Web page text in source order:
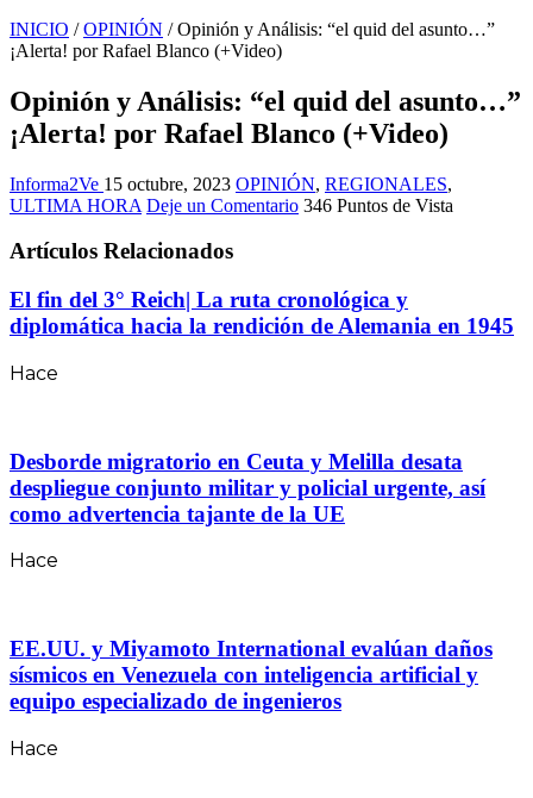
INICIO / OPINIÓN / Opinión y Análisis: “el quid del asunto…”
¡Alerta! por Rafael Blanco (+Video)
Opinión y Análisis: “el quid del asunto…”
¡Alerta! por Rafael Blanco (+Video)
Informa2Ve 15 octubre, 2023 OPINIÓN, REGIONALES,
ULTIMA HORA Deje un Comentario 346 Puntos de Vista
Artículos Relacionados
El fin del 3° Reich| La ruta cronológica y
diplomática hacia la rendición de Alemania en 1945
Hace
Desborde migratorio en Ceuta y Melilla desata
despliegue conjunto militar y policial urgente, así
como advertencia tajante de la UE
Hace
EE.UU. y Miyamoto International evalúan daños
sísmicos en Venezuela con inteligencia artificial y
equipo especializado de ingenieros
Hace